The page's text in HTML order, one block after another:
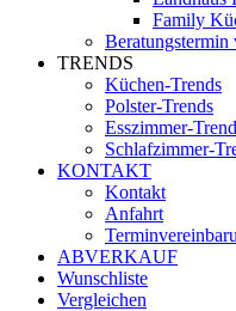
Family
Beratungstermin
TRENDS
Küchen-Trends
Polster-Trends
Esszimmer-
Schlafzimmer-
KONTAKT
Kontakt
Anfahrt
ABVERKAUF
Wunschliste
Vergleichen